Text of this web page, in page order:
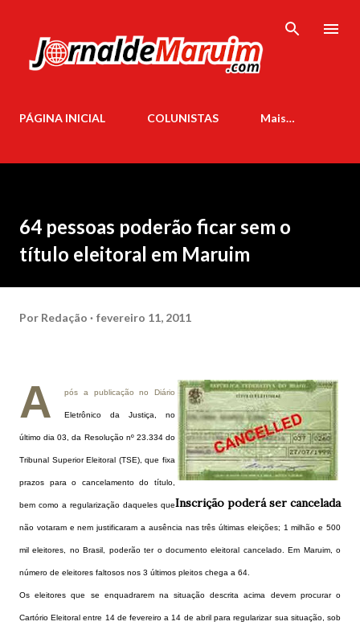
PÁGINA INICIAL COLUNISTAS Mais…
64 pessoas poderão ficar sem o
título eleitoral em Maruim
Por Redação fevereiro 11, 2011
Inscrição poderá ser cancelada
A pós a publicação no Diário
Eletrônico da Justiça, no
último dia 03, da Resolução nº 23.334 do
Tribunal Superior Eleitoral (TSE), que fixa
prazos para o cancelamento do título,
bem como a regularização daqueles que
não votaram e nem justificaram a ausência nas três últimas eleições; 1 milhão e 500
mil eleitores, no Brasil, poderão ter o documento eleitoral cancelado. Em Maruim, o
número de eleitores faltosos nos 3 últimos pleitos chega a 64.
Os eleitores que se enquadrarem na situação descrita acima devem procurar o
Cartório Eleitoral entre 14 de fevereiro a 14 de abril para regularizar sua situação, sob